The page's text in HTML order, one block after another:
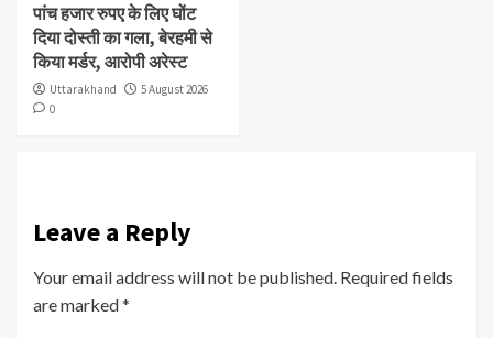
पांच हजार रुपए के लिए घोंट
दिया दोस्ती का गला, बेरहमी से
किया मर्डर, आरोपी अरेस्ट
Uttarakhand
5 August 2026
0
Leave a Reply
Your email address will not be published. Required fields
are marked*